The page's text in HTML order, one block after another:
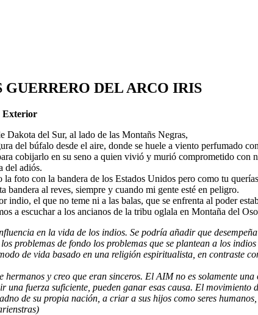
GUERRERO DEL ARCO IRIS
Exterior
Dakota del Sur, al lado de las Montañs Negras,
del búfalo desde el aire, donde se huele a viento perfumado
cobijarlo en su seno a quien vivió y murió comprometido con
del adiós.
la foto con la bandera de los Estados Unidos pero como tu
bandera al reves, siempre y cuando mi gente esté en peligro.
indio, el que no teme ni a las balas, que se enfrenta al poder
a escuchar a los ancianos de la tribu oglala en Montaña del
en la vida de los indios. Se podría añadir que
problemas de fondo los problemas que se plantean a los
de vida basado en una religión espiritualista, en contraste
hermanos y creo que eran sinceros. El AIM no es solamente
una fuerza suficiente, pueden ganar esas causa. El
de su propia nación, a criar a sus hijos como seres